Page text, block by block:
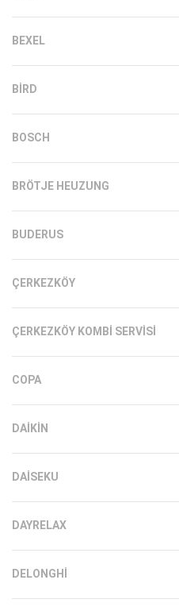
BEXEL
BIRD
BOSCH
BRÖTJE HEUZUNG
BUDERUS
ÇERKEZKÖY
ÇERKEZKÖY KOMBI SERVISI
COPA
DAIKIN
DAISEKU
DAYRELAX
DELONGHI